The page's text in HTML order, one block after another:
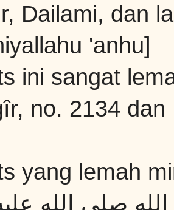
Dailami, dan
'anhu]
ini sangat
no. 2134
yang lemah
صلى الله